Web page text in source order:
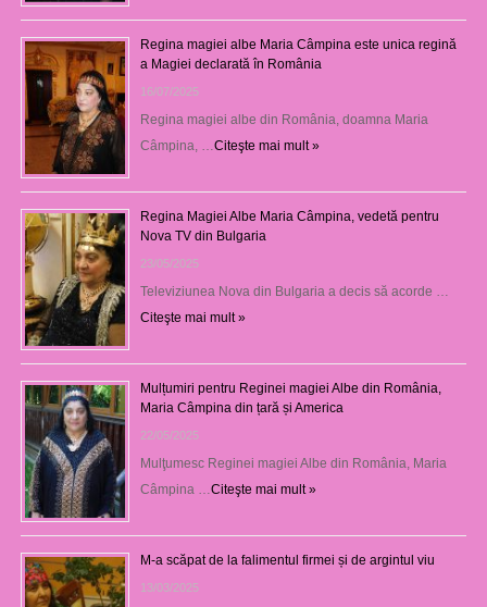
Regina magiei albe Maria Câmpina este unica regină
a Magiei declarată în România
16/07/2025
Regina magiei albe din România, doamna Maria
Câmpina, … Citeşte mai mult »
Regina Magiei Albe Maria Câmpina, vedetă pentru
Nova TV din Bulgaria
23/05/2025
Televiziunea Nova din Bulgaria a decis să acorde …
Citeşte mai mult »
Mulțumiri pentru Reginei magiei Albe din România,
Maria Câmpina din țară și America
22/05/2025
Mulţumesc Reginei magiei Albe din România, Maria
Câmpina … Citeşte mai mult »
M-a scăpat de la falimentul firmei și de argintul viu
13/03/2025